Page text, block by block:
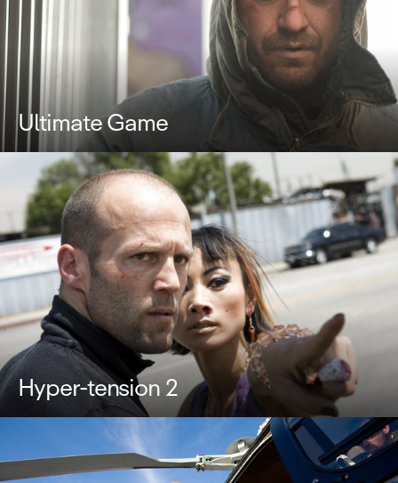
Ultimate Game
Hyper-tension 2